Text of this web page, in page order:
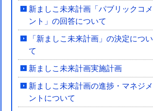
新ましこ未来計画「パブリックコメ
ント」の回答について
「新ましこ未来計画」の決定につい
て
新ましこ未来計画実施計画
新ましこ未来計画の進捗・マネジメ
ントについて